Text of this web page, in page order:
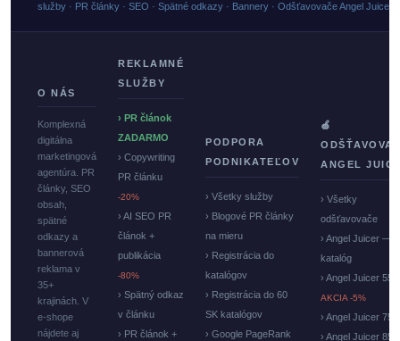
služby · PR články · SEO · Spätné odkazy · Bannery · Odšťavovače Angel Juicer
O NÁS
Komplexná
digitálna
marketingová
agentúra. PR
články, SEO
obsah,
spätné
odkazy a
bannerová
reklama v
35+
krajinách. V
e-shope
nájdete aj
REKLAMNÉ
SLUŽBY
› PR článok
ZADARMO
› Copywriting
PR článku
-20%
› AI SEO PR
článok +
publikácia
-80%
› Spätný odkaz
v článku
› PR článok +
PODPORA
PODNIKATEĽOV
› Všetky služby
› Blogové PR články
na mieru
› Registrácia do
katalógov
› Registrácia do 60
SK katalógov
› Google PageRank
🍏
ANGEL
› Všetky
odšťavovače
› Angel Juicer —
katalóg
› Angel Juicer
AKCIA -5%
› Angel Juicer
› Angel Juicer